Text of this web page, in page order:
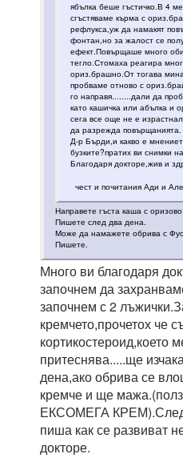
ябълка беше гъстичко.В 4
сгъстяваме кърма с
рефлукса,уж да намакят
фонтан,но за жалост се
ефект.Повърщаше много
тегло.Стомаха реагира
ориз.брашно.От тогава
пробваме отново с
го направя........дали да
като кашичка или абълка и
сега все още не е
да разрежда повърщанията.
Д-р Бърди,и какво е
бузките?пратих ви снимки
Благодаря докторе,жив и
чест и почитания Ади и
Направете гъста каша с
Пишете след два дена.
Може да намажете обрива с
Пишете.
Много ви благодаря
започнем да
започнем с 2
кремчето,прочетох че
кортикостероид,което
притеснява.....ще
дена,ако обрива се
кремче и ще
ЕКСОМЕГА
пиша как се развиват
докторе.